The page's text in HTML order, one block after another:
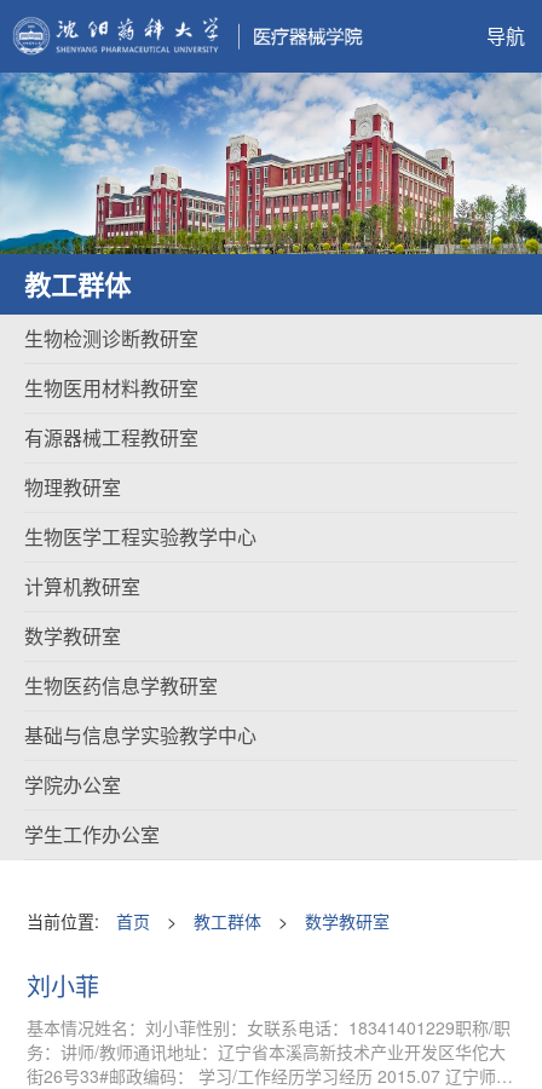
导航
教工群体
生物检测诊断教研室
生物医用材料教研室
有源器械工程教研室
物理教研室
生物医学工程实验教学中心
计算机教研室
数学教研室
生物医药信息学教研室
基础与信息学实验教学中心
学院办公室
学生工作办公室
当前位置: 首页 > 教工群体 > 数学教研室
刘小菲
基本情况姓名：刘小菲性别：女联系电话：18341401229职称/职
务：讲师/教师通讯地址：辽宁省本溪高新技术产业开发区华佗大
街26号33#邮政编码： 学习/工作经历学习经历 2015.07 辽宁师范